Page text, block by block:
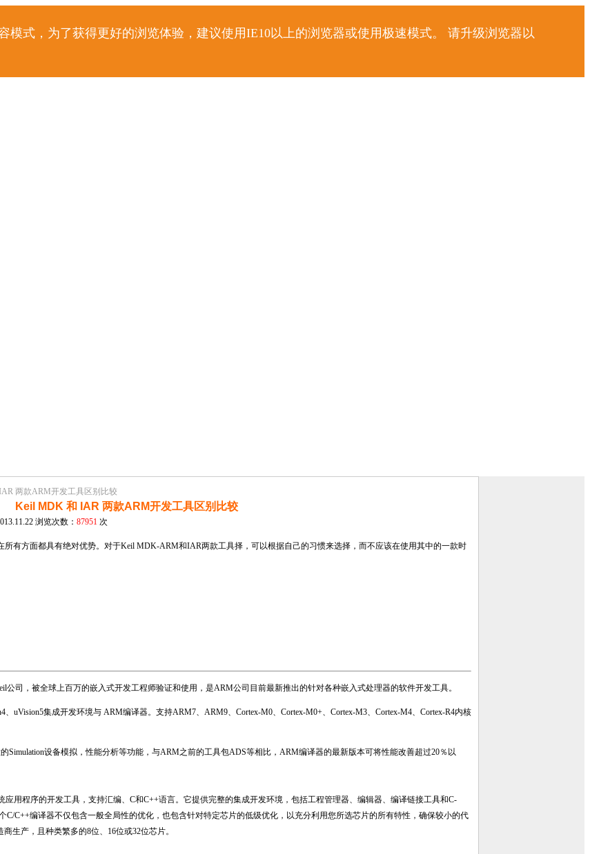
模式，为了获得更好的浏览体验，建议使用IE10以上的浏览器或使用极速模式。 请升级浏览器以
两款ARM开发工具区别比较
Keil MDK 和 IAR 两款ARM开发工具区别比较
浏览次数： 87951 次
有方面都具有绝对优势。对于Keil MDK-ARM和IAR两款工具择，可以根据自己的习惯来选择，而不应该在使用其中的一款时
公司，被全球上百万的嵌入式开发工程师验证和使用，是ARM公司目前最新推出的针对各种嵌入式处理器的软件开发工具。
、 uVision5集成开发环境与 ARM编译器。支持ARM7、ARM9、Cortex-M0、 Cortex-M0+、 Cortex-M3、 Cortex-M4、 Cortex-R4内核
Simulation设备模拟，性能分析等功能，与ARM之前的工具包ADS等相比，ARM编译器的最新版本可将性能改善超过20％以
应用程序的开发工具，支持汇编、C和C++语言。它提供完整的集成开发环境，包括工程管理器、编辑器、编译链接工具和C-
C/C++编译器不仅包含一般全局性的优化，也包含针对特定芯片的低级优化，以充分利用您所选芯片的所有特性，确保较小的代
生产，且种类繁多的8位、16位或32位芯片。